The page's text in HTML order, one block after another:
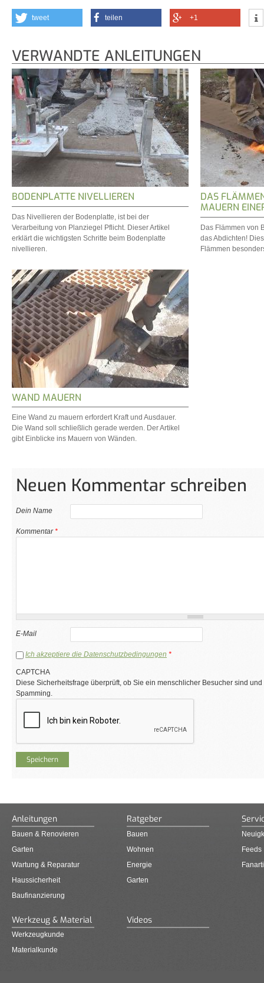
tweet teilen +1
VERWANDTE ANLEITUNGEN
BODENPLATTE NIVELLIEREN
Das Nivellieren der Bodenplatte, ist bei der
Verarbeitung von Planziegel Pflicht. Dieser Artikel
erklärt die wichtigsten Schritte beim Bodenplatte
nivellieren.
DAS
MAUERN
Das Flämmen von
das Abdichten!
Flämmen
WAND MAUERN
Eine Wand zu mauern erfordert Kraft und Ausdauer.
Die Wand soll schließlich gerade werden. Der Artikel
gibt Einblicke ins Mauern von Wänden.
Neuen Kommentar schreiben
Dein Name
Kommentar*
E-Mail
Ich akzeptiere die Datenschutzbedingungen *
CAPTCHA
Diese Sicherheitsfrage überprüft, ob Sie ein menschlicher Besucher sind
Spamming.
Anleitungen
Bauen & Renovieren
Garten
Wartung & Reparatur
Haussicherheit
Baufinanzierung
Ratgeber
Bauen
Wohnen
Energie
Garten
Feeds
Werkzeug & Material
Werkzeugkunde
Materialkunde
Videos